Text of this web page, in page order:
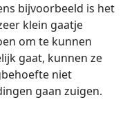
bijvoorbeeld is het
klein gaatje
om te kunnen
gaat, kunnen ze
niet
gaan zuigen.